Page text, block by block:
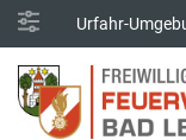
Urfahr-